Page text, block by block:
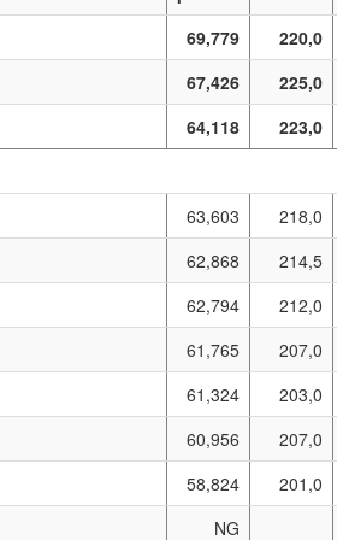
69,779
220,0
67,426
225,0
64,118
223,0
63,603 218,0
62,868
214,5
62,794
212,0
61,765
207,0
61,324
203,0
60,956
207,0
58,824
201,0
NG